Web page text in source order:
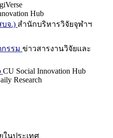
Hub
จ.) สำนักบริหารวิจัยจุฬาฯ
รรม ข่าวสารงานวิจัยและ
CU Social Innovation Hub
Research
ในประเทศ